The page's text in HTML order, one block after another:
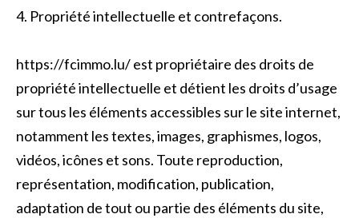
4. Propriété intellectuelle et contrefaçons.
https://fcimmo.lu/ est propriétaire des droits de
propriété intellectuelle et détient les droits d’usage
sur tous les éléments accessibles sur le site internet,
notamment les textes, images, graphismes, logos,
vidéos, icônes et sons. Toute reproduction,
représentation, modification, publication,
adaptation de tout ou partie des éléments du site,